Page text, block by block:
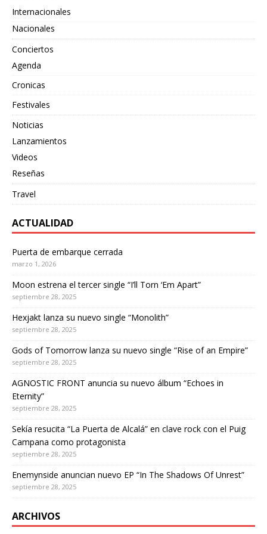
Internacionales
Nacionales
Conciertos
Agenda
Cronicas
Festivales
Noticias
Lanzamientos
Videos
Reseñas
Travel
ACTUALIDAD
Puerta de embarque cerrada
marzo 1, 2026
Moon estrena el tercer single “I’ll Torn ‘Em Apart”
septiembre 28, 2025
Hexjakt lanza su nuevo single “Monolith”
septiembre 28, 2025
Gods of Tomorrow lanza su nuevo single “Rise of an Empire”
septiembre 28, 2025
AGNOSTIC FRONT anuncia su nuevo álbum “Echoes in
Eternity”
septiembre 28, 2025
Sekía resucita “La Puerta de Alcalá” en clave rock con el Puig
Campana como protagonista
septiembre 28, 2025
Enemynside anuncian nuevo EP “In The Shadows Of Unrest”
septiembre 28, 2025
ARCHIVOS